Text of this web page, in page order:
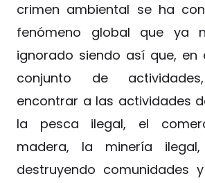
crimen ambiental se ha
fenómeno global que ya
ignorado siendo así que, en
conjunto de
encontrar a las actividades
la pesca ilegal, el
madera, la minería
destruyendo comunidades